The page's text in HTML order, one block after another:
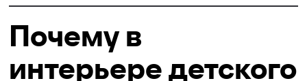
Почему в
интерьере детского